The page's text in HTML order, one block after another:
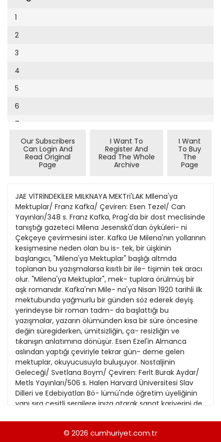
Cumhuriyet Sağlıklı Beslenme
Cumhuriyet Sokak
Cumhuriyet Spor
Cumhuriyet Strateji
Cumhuriyet Tarım
Cumhuriyet Yılbaşı
Çerçeve Eki
Dergi Eki
Ekonomi Eki
Evleniyoruz
Güney Dogu
Kitap Eki
Özel Ekler
Özel Okullar
Sevgililer Günü
Siyaset Eki
Sürdürülebilir yaşam
Turizm Eki
Yerel Yönetimler
1994
1991
1990
1989
1988
1987
1986
1985
1984
1983
1982
1981
1980
9
10
11
12
13
14
15
16
19
20
21
22
23
24
25
26
27
28
29
30
31
1
2
3
4
5
6
7
11
12
13
14
15
16
17
18
19
20
21
22
23
Our Subscribers
Can Login And
Read Original
Page
I Want To
Register And
Read The Whole
Archive
I Want
To Buy
The
Page
JAE VİTRİNDEKİLER MILKNAYA MEKTri'LAK Mllena'ya
Mektuplar/ Franz Kafka/ Çeviren: Esen Tezel/ Can
Yayınları/348 s. Franz Kafka, Prag'da bir dost meclisinde
tanıştığı gazeteci Milena Jesenskâ'dan öyküleri- ni
Çekçeye çevirmesini ister. Kafka Ue Milena'nın yollarının
kesişmesine neden olan bu is- tek, bir üişkinin
başlangıcı, "Milena'ya Mektuplar" başlığı altmda
toplanan bu yazışmalarsa kısıtlı bir ile- tişimin tek aracı
olur. "Milena'ya Mektuplar", mek- tuplara örülmüş bir
aşk romanıdır. Kafka'nın Mile- na'ya Nisan 1920 tarihli ilk
mektubunda yağmurlu bir günden söz ederek deyiş
yerindeyse bir roman tadm- da başlattığı bu
yazışmalar, yazarın ölümünden kısa bir süre öncesine
değin süregiderken, ümitsizliğin, ça- resizliğin ve
tıkanışın anlatımına dönüşür. Esen Ezel'in Almanca
aslından yaptığı çeviriyle tekrar gün- deme gelen
mektuplar, okuyucusuyla buluşuyor. Nostaljinin
Geleceği/ Svetlana Boym/ Çeviren: Ferlt Burak Aydar/
Metls Yayınları/506 s. Halen Harvard Üniversitesi Slav
Dilleri ve Edebiyatları Bö- lümü'nde öğretim üyeliğinin
yanı sıra çeşitli sergilere inıza atarak sanat kariyerini de
atlatmış St. Petersburg, Moskova ve Ber- lin gibi
kentlerin tarihsel coğrafyasında ve de Nabo- kov,
© 2026 cumhuriyet.com.tr